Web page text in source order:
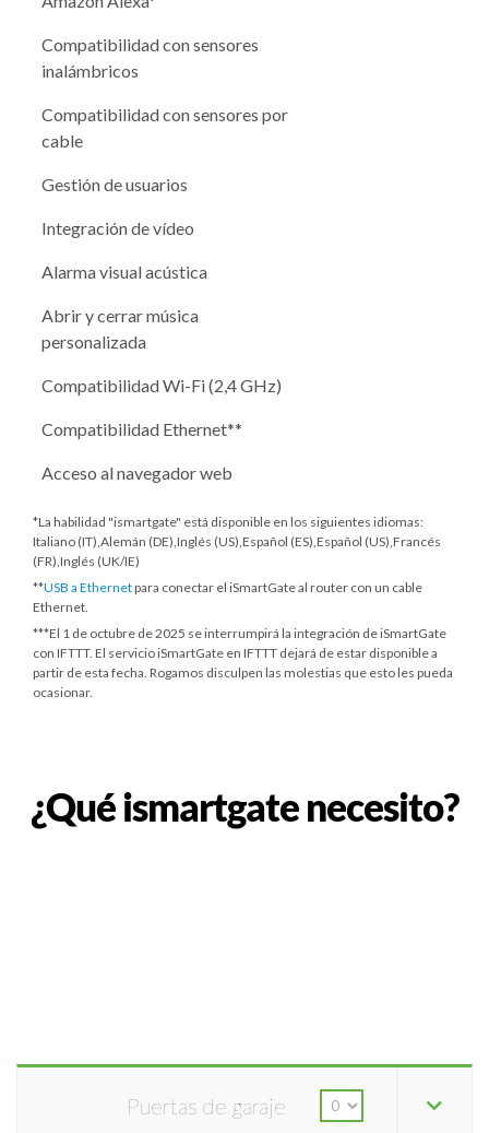
Compatibilidad con sensores
inalámbricos
Compatibilidad con sensores por
cable
Gestión de usuarios
Integración de vídeo
Alarma visual acústica
Abrir y cerrar música
personalizada
Compatibilidad Wi-Fi (2,4 GHz)
Compatibilidad Ethernet**
Acceso al navegador web
*La habilidad "ismartgate" está disponible en los siguientes idiomas:
Italiano (IT),Alemán (DE),Inglés (US),Español (ES),Español (US),Francés
(FR),Inglés (UK/IE)
**USB a Ethernetpara conectar el iSmartGate al router con un cable
Ethernet.
***El 1 de octubre de 2025 se interrumpirá la integración de iSmartGate
con IFTTT. El servicio iSmartGate en IFTTT dejará de estar disponible a
partir de esta fecha. Rogamos disculpen las molestias que esto les pueda
ocasionar.
¿Qué ismartgate necesito?
Puertas de garaje